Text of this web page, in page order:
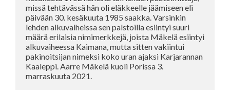
missä tehtävässä hän oli eläkkeelle jäämiseen eli
päivään 30. kesäkuuta 1985 saakka. Varsinkin
lehden alkuvaiheissa sen palstoilla esiintyi suuri
määrä erilaisia nimimerkkejä, joista Mäkelä esiintyi
alkuvaiheessa Kaimana, mutta sitten vakiintui
pakinoitsijan nimeksi koko uran ajaksi Karjarannan
Kaaleppi. Aarre Mäkelä kuoli Porissa 3.
marraskuuta 2021.